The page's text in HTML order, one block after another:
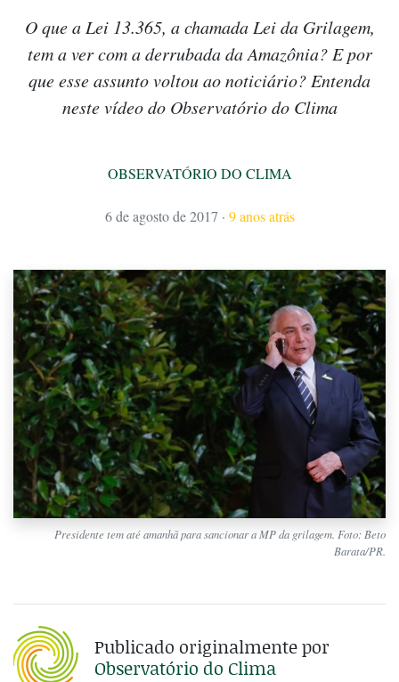
O que a Lei 13.365, a chamada Lei da Grilagem,
tem a ver com a derrubada da Amazônia? E por
que esse assunto voltou ao noticiário? Entenda
neste vídeo do Observatório do Clima
OBSERVATÓRIO DO CLIMA
6 de agosto de 2017 · 9 anos atrás
Presidente tem até amanhã para sancionar a MP da grilagem. Foto: Beto
Barata/PR.
Publicado originalmente por
Observatório do Clima